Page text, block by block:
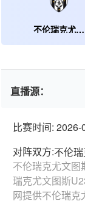
不伦瑞克尤文图斯U23
直播源：
比赛时间:
对阵双方:不伦
不伦瑞克尤文
瑞克尤文图斯
网提供不伦瑞